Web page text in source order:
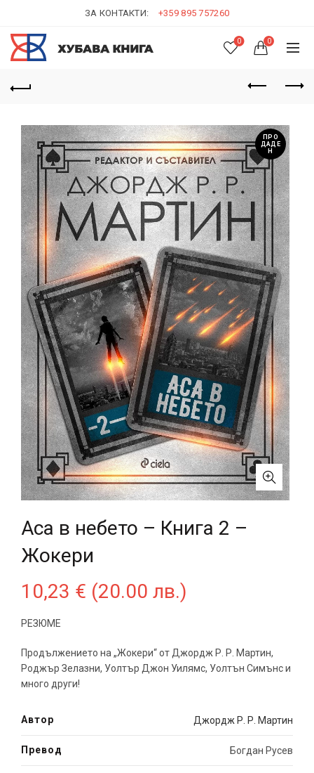
ЗА КОНТАКТИ: +359 895 757260
0 0
ПРО
ДАДЕ
Н
Аса в небето – Книга 2 –
Жокери
10,23 € (20.00 лв.)
РЕЗЮМЕ
Продължението на „Жокери“ от Джордж Р. Р. Мартин,
Роджър Зелазни, Уолтър Джон Уилямс, Уолтън Симънс и
много други!
Автор Джордж Р. Р. Мартин
Превод Богдан Русев